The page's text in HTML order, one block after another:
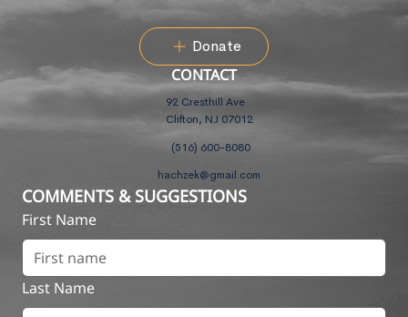
Donate
CONTACT
92 Cresthill Ave
Clifton, NJ 07012
(516) 600-8080
hachzek@gmail.com
COMMENTS & SUGGESTIONS
First Name
Last Name